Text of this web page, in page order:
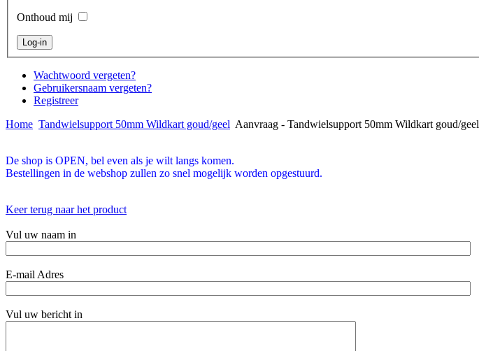
Onthoud mij
Wachtwoord vergeten?
Gebruikersnaam vergeten?
Registreer
Home Tandwielsupport 50mm Wildkart goud/geel Aanvraag - Tandwielsupport 50mm Wildkart goud/geel
De shop is OPEN, bel even als je wilt langs komen.
Bestellingen in de webshop zullen zo snel mogelijk worden opgestuurd.
Keer terug naar het product
Vul uw naam in
E-mail Adres
Vul uw bericht in